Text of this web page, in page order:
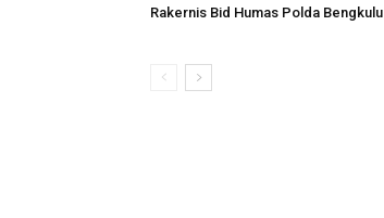
Rakernis Bid Humas Polda Bengkulu